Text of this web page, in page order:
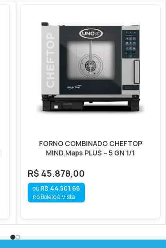
FORNO COMBINADO CHEFTOP
MIND.Maps PLUS – 5 GN 1/1
R$ 45.878,00
R$ 44.501,66
no Boleto à Vista